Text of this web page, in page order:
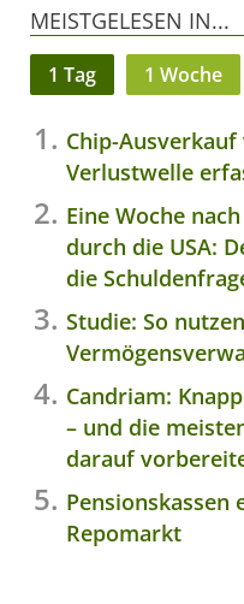
MEISTGELESEN IN...
1 Tag 1 Woche
Chip-
Verlustwelle
Eine Woche
durch die USA:
die
Studie: So
Candriam:
– und die
darauf
Pensionskassen
Repomarkt